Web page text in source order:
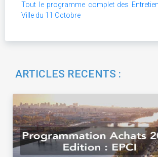
Tout le programme complet des
Ville du 11 Octobre
ARTICLES RECENTS :